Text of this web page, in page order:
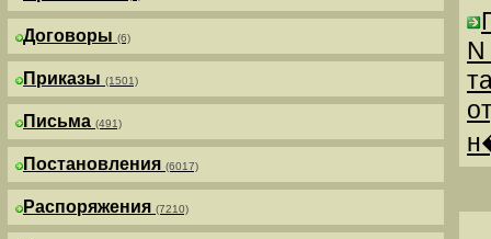
Договоры (6)
Приказы (1501)
Письма (491)
Постановления (6017)
Распоряжения (7210)